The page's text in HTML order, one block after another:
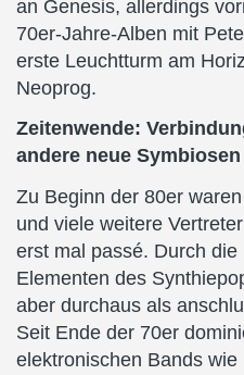
an Genesis, allerdings
70er-Jahre-Alben mit
erste Leuchtturm am
Neoprog.
Zeitenwende:
andere neue Symbiosen
Zu Beginn der 80er
und viele weitere
erst mal passé. Durch die
Elementen des
aber durchaus als
Seit Ende der 70er
elektronischen Bands